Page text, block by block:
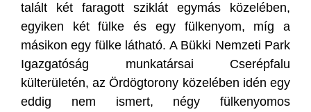
talált két faragott sziklát egymás közelében,
egyiken két fülke és egy fülkenyom, míg a
másikon egy fülke látható. A Bükki Nemzeti Park
Igazgatóság munkatársai Cserépfalu
külterületén, az Ördögtorony közelében idén egy
eddig nem ismert, négy fülkenyomos